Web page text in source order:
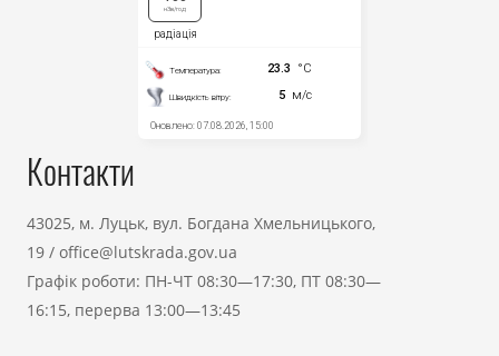
Контакти
43025, м. Луцьк, вул. Богдана Хмельницького,
19 / office@lutskrada.gov.ua
Графік роботи: ПН-ЧТ 08:30—17:30, ПТ 08:30—
16:15, перерва 13:00—13:45